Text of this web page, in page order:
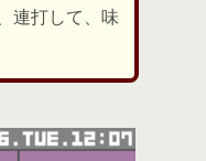
連打して、味